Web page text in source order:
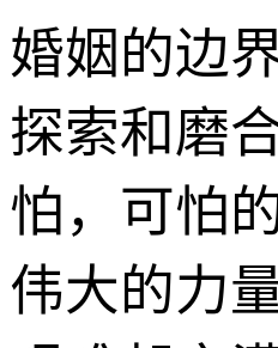
婚姻的边
探索和磨
怕，可怕
伟大的力